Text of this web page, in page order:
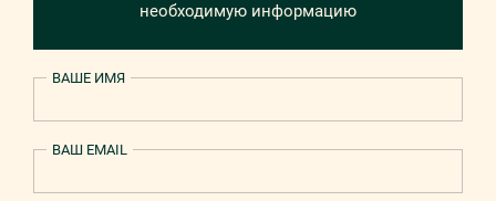
необходимую информацию
ВАШЕ ИМЯ
ВАШ EMAIL